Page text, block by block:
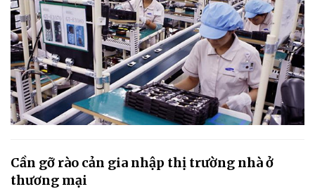
Cần gỡ rào cản gia nhập thị trường nhà ở
thương mại